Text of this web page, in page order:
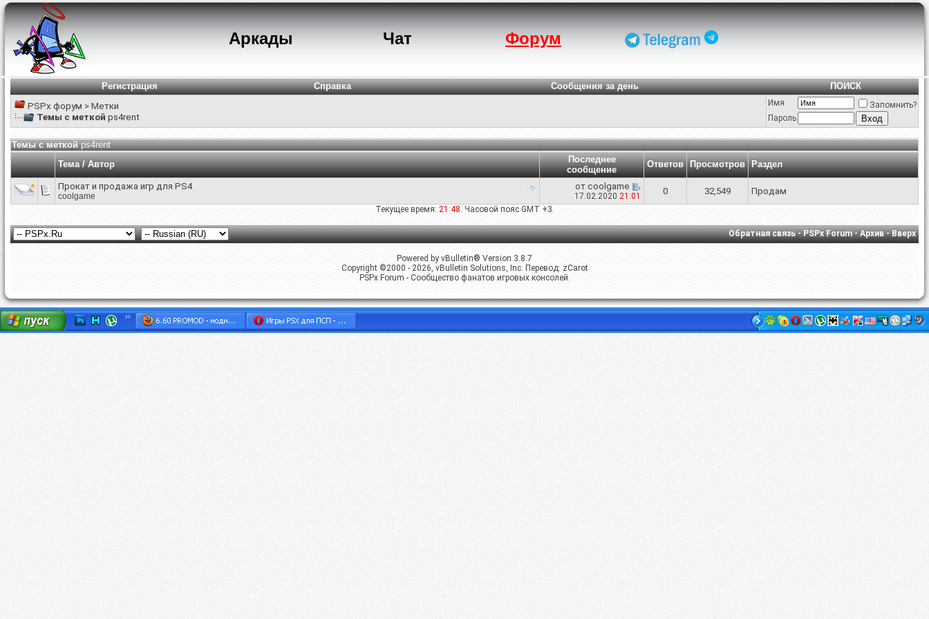
Аркады Чат Форум
Регистрация Справка Сообщения за день
ПОИСК
PSPx форум > Метки
Темы с меткой ps4rent
Имя
Запомнить?
Пароль
Темы с меткойps4rent
Тема / Автор
Последнее
сообщение
Ответов Просмотров Раздел
Прокат и продажа игр для PS4
coolgame
от coolgame
17.02.2020 21:01 0 32,549 Продам
Текущее время: 21:48. Часовой пояс GMT +3.
Обратная связь-PSPx Forum-Архив-Вверх
Powered by vBulletin® Version 3.8.7
Copyright ©2000 - 2026, vBulletin Solutions, Inc. Перевод: zCarot
PSPx Forum - Сообщество фанатов игровых консолей.